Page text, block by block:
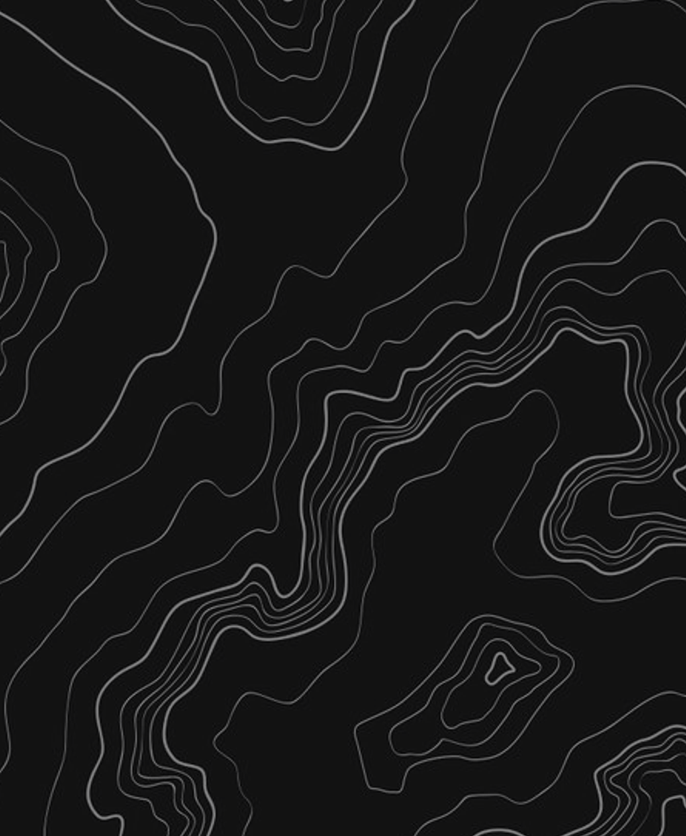
Δήλωση Ιδιοκτησίας στο Ελληνικό Κτηματολόγιο
Διεκδικητικές / Αναγνωριστικές Αγωγές
Γεωμετρική Μεταβολή (Χωρική Μεταβολή Γεωτεμαχίου)
Οικοδομική Άδεια
Ρύθμιση Αυθαιρέτου Ν.4495/17
Καθορισμό Αιγιαλού-Παραλίας
Πράξη Χαρακτηρισμού από Δασαρχείο
Εγκρίσεις Αρχαιολογίας
Εφαρμογή Τίτλων ιδιοκτησίας
*Κάθε Τοπογραφικό Διάγραμμα, συνοδεύεται από τον μοναδικό Κωδικό Ηλεκτρονικού Διαγράμματος, σύμφωνα με τις
Προδιαγραφές της Ελληνικό Κτηματολόγιο Α.Ε.
ενώ τα Τοπογραφικά Διαγράμματα για Συμβολαιογραφική Χρήση συνοδεύονται και από τη Βεβαίωση Μηχανικού Ν.4495/17
Χαράξεις / Οριοθετήσεις
Οικοπέδων / Αγρών
Ορίων Κατάτμησης / Οριζοντίων – Καθέτων ιδιοκτησιών
Δασικού Τμήματος
Ρυμοτομικής / Οικοδομικής Γραμμής
Θεμελιώσεων Οικοδομών
Φωτοβολταϊκών Πάρκων
Κατασκευαστικών Γραμμών Τεχνικών Έργων
Ειδικές Τοπογραφικές Εφαρμογές
Τρισδιάστατες Αποτυπώσεις εκτάσεων με χρήση UAV (drone)
Παραγωγή αρχείου νέφους σημείων για την υψηλής πιστότητας απόδοση φυσικού εδάφους και σχηματισμών πριν και
κατόπιν επεμβάσεων για ογκομετρήσεις, παρακολούθηση μεγεθών και κατασκευαστικών εργασιών
Παραγωγή Γεωαναφερμένων ορθοφωτοχαρτών Υψηλής Οριζοντιογραφικής Ακρίβειας και Διακριτότητας
Τρισδιάστατες Αρχιτεκτονικές αποτυπώσεις Κτηρίων, υψηλής πιστότητας και ακρίβειας, με χρήση 3D σαρωτή Laser
(LiDAR)
Κτιριακών όψεων (ορθοπροσόψεις) και εξαγωγή Αρχιτεκτονικού Σχεδίου όψεων (.dxf) ή/και διανυσματικών αρχείων
Όψεων και Τομών.
Εσωτερικού κτιριακού όγκου σε ενιαίο τρισδιάστατο μοντέλο με απεικόνιση των ιδιαίτερων αρχιτεκτονικών και εξαγωγή
Σχεδιαστικού Αρχείου .dxf ή/και διανυσματικών αρχείων κατόψεων & τομών κτιριακών όγκων.
www.gnplanning.gr